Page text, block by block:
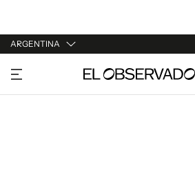
ARGENTINA
URUGUAY
ARGENTINA